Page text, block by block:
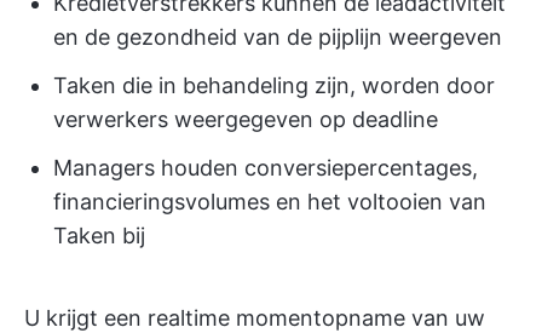
en de gezondheid van de pijplijn weergeven
Taken die in behandeling zijn, worden door
verwerkers weergegeven op deadline
Managers houden conversiepercentages,
financieringsvolumes en het voltooien van
Taken bij
U krijgt een realtime momentopname van uw